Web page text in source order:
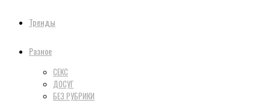
Тренды
Разное
СЕКС
ДОСУГ
БЕЗ РУБРИКИ